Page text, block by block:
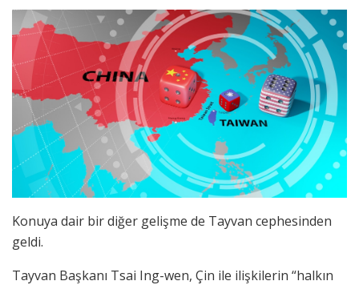
Konuya dair bir diğer gelişme de Tayvan cephesinden
geldi.
Tayvan Başkanı Tsai Ing-wen, Çin ile ilişkilerin “halkın